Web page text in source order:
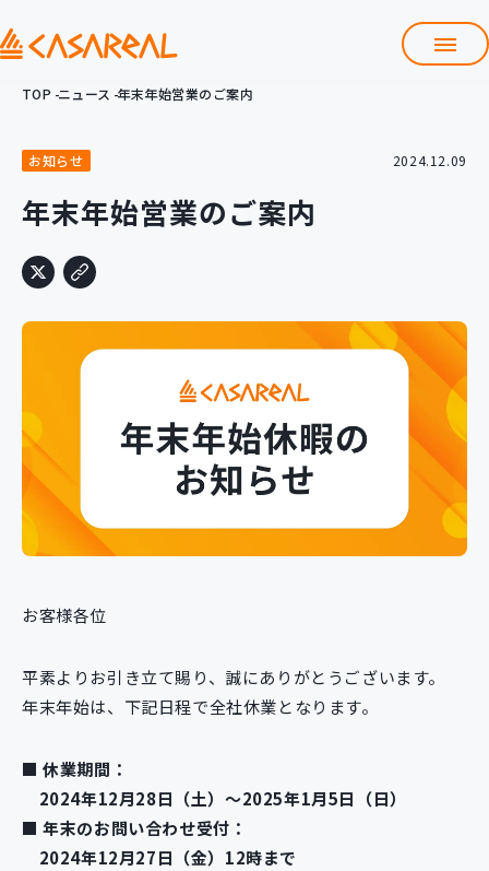
会社情報
サービス
クラウド導入支援
システム構築支援
研修サービス
新入社員コース
カスタマイズコース 教材購入
新規開発サービス
パッケージ開発
導入事例
ニュース
採用情報
TOP ニュース 年末年始営業のご案内
お知らせ 2024.12.09
年末年始営業のご案内
お客様各位
平素よりお引き立て賜り、誠にありがとうございます。
年末年始は、下記日程で全社休業となります。
■ 休業期間：
2024年12月28日（土）～2025年1月5日（日）
■ 年末のお問い合わせ受付：
2024年12月27日（金）12時まで